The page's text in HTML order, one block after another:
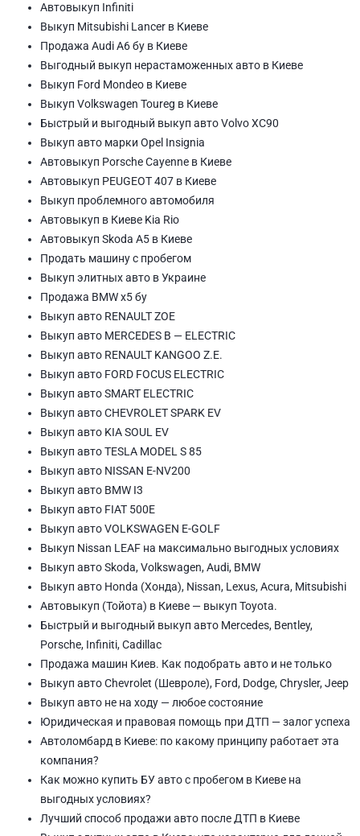
Автовыкуп Infiniti
Выкуп Mitsubishi Lancer в Киеве
Продажа Audi А6 бу в Киеве
Выгодный выкуп нерастаможенных авто в Киеве
Выкуп Ford Mondeo в Киеве
Выкуп Volkswagen Toureg в Киеве
Быстрый и выгодный выкуп авто Volvo XC90
Выкуп авто марки Opel Insignia
Автовыкуп Porsche Cayenne в Киеве
Автовыкуп PEUGEOT 407 в Киеве
Выкуп проблемного автомобиля
Автовыкуп в Киеве Kia Rio
Автовыкуп Skoda A5 в Киеве
Продать машину с пробегом
Выкуп элитных авто в Украине
Продажа BMW x5 бу
Выкуп авто RENAULT ZOE
Выкуп авто MERCEDES B — ELECTRIC
Выкуп авто RENAULT KANGOO Z.E.
Выкуп авто FORD FOCUS ELECTRIC
Выкуп авто SMART ELECTRIC
Выкуп авто CHEVROLET SPARK EV
Выкуп авто KIA SOUL EV
Выкуп авто TESLA MODEL S 85
Выкуп авто NISSAN E-NV200
Выкуп авто BMW I3
Выкуп авто FIAT 500E
Выкуп авто VOLKSWAGEN E-GOLF
Выкуп Nissan LEAF на максимально выгодных условиях
Выкуп авто Skoda, Volkswagen, Audi, BMW
Выкуп авто Honda (Хонда), Nissan, Lexus, Acura, Mitsubishi
Автовыкуп (Тойота) в Киеве — выкуп Toyota.
Быстрый и выгодный выкуп авто Mercedes, Bentley,
Porsche, Infiniti, Cadillac
Продажа машин Киев. Как подобрать авто и не только
Выкуп авто Chevrolet (Шевроле), Ford, Dodge, Chrysler, Jeep
Выкуп авто не на ходу — любое состояние
Юридическая и правовая помощь при ДТП — залог успеха
Автоломбард в Киеве: по какому принципу работает эта
компания?
Как можно купить БУ авто с пробегом в Киеве на
выгодных условиях?
Лучший способ продажи авто после ДТП в Киеве